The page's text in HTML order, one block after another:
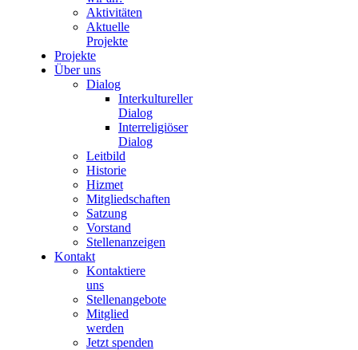
Aktivitäten
Aktuelle
Projekte
Projekte
Über uns
Dialog
Interkultureller
Dialog
Interreligiöser
Dialog
Leitbild
Historie
Hizmet
Mitgliedschaften
Satzung
Vorstand
Stellenanzeigen
Kontakt
Kontaktiere
uns
Stellenangebote
Mitglied
werden
Jetzt spenden